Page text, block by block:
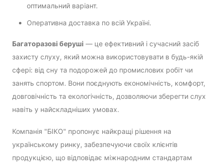
оптимальний варіант.
Оперативна доставка по всій Україні.
Багаторазові беруші — це ефективний і сучасний засіб
захисту слуху, який можна використовувати в будь-якій
сфері: від сну та подорожей до промислових робіт чи
занять спортом. Вони поєднують економічність, комфорт,
довговічність та екологічність, дозволяючи зберегти слух
навіть у найскладніших умовах.
Компанія "БІКО" пропонує найкращі рішення на
українському ринку, забезпечуючи своїх клієнтів
продукцією, що відповідає міжнародним стандартам